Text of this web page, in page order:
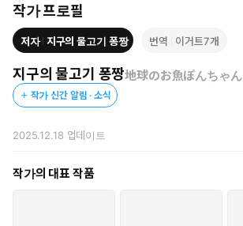
막!
작가 프로필
저자 지구의 물고기 퐁짱 번역 이거트7개
지구의 물고기 퐁짱地球のお魚ぽんちゃん
작가 신간 알림 · 소식
2025.12.18 업데이트
작가의 대표 작품